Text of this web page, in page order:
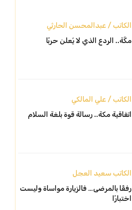
الكاتب / عبدالمحسن الحارثي
مكّة.. الردع الذي لا يُعلن حربًا
الكاتب / علي المالكي
اتفاقية مكة.. رسالة قوة بلغة السلام
الكاتب سعيد العجل
رفقًا بالمرضى… فالزيارة مواساة وليست
اختبارًا